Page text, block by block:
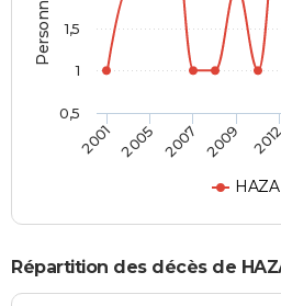
HAZA
2001 2005 2007 2009 2012
0,5
1
1,5
Répartition des décès de